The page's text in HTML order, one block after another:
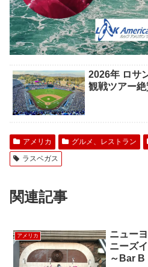
2026年 ロサ
観戦ツアー絶
アメリカ グルメ、レストラン
ラスベガス
関連記事
アメリカ
ニュー
ニーズ
～Bar B